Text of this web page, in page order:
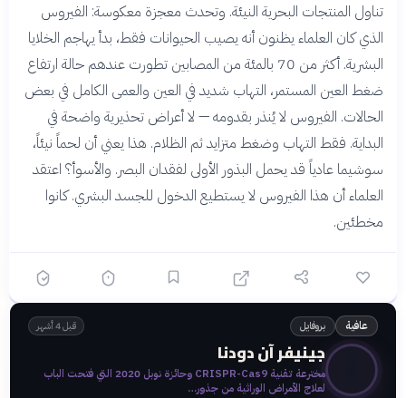
تناول المنتجات البحرية النيئة. وتحدث معجزة معكوسة: الفيروس
الذي كان العلماء يظنون أنه يصيب الحيوانات فقط، بدأ يهاجم الخلايا
البشرية. أكثر من 70 بالمئة من المصابين تطورت عندهم حالة ارتفاع
ضغط العين المستمر، التهاب شديد في العين والعمى الكامل في بعض
الحالات. الفيروس لا يُنذر بقدومه — لا أعراض تحذيرية واضحة في
البداية. فقط التهاب وضغط متزايد ثم الظلام. هذا يعني أن لحماً نيئاً،
سوشيما عادياً قد يحمل البذور الأولى لفقدان البصر. والأسوأ؟ اعتقد
العلماء أن هذا الفيروس لا يستطيع الدخول للجسد البشري. كانوا
مخطئين.
عافية بروفايل قبل 4 أشهر
جينيفر آن دودنا
مخترعة تقنية CRISPR-Cas9 وحائزة نوبل 2020 التي فتحت الباب
لعلاج الأمراض الوراثية من جذور…